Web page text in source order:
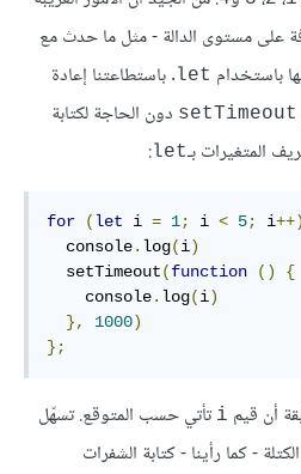
على مستوى الدالة - مثل ما حدث مع
باستخدام let. باستطاعتنا إعادة
setTimeout دون الحاجة لكتابة
المتغيرات بـlet
:
for (let i = 1; i < 5; i++)
  console
. log(i)
  setTimeout
(function ()
{
    console
. log(i)
},
1000)
};
أن قيم i تأتي حسب المتوقع. تسهّل
- كما رأينا - كتابة الشفرات